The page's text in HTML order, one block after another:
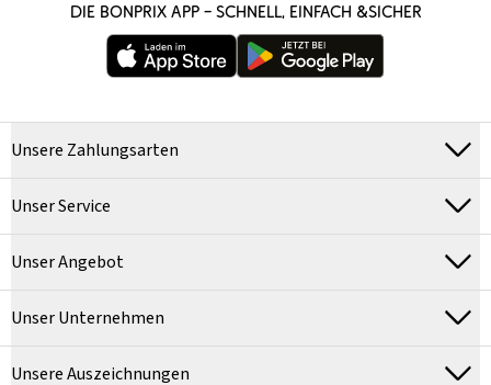
DIE BONPRIX APP – SCHNELL, EINFACH &SICHER
Unsere Zahlungsarten
Unser Service
Unser Angebot
Unser Unternehmen
Unsere Auszeichnungen